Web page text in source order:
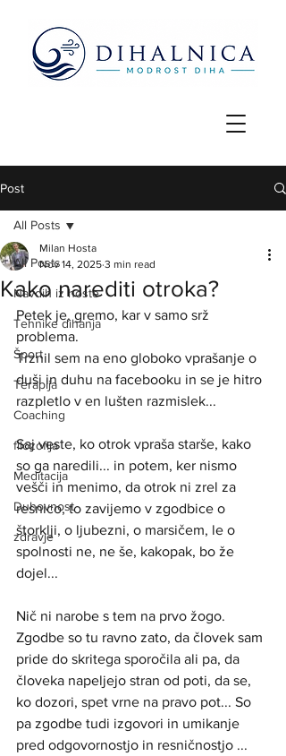
Post
All Posts
Navdih iz hoste
Tehnike dihanja
Šport
Terapija
Coaching
filozofija
Meditacija
Duhovnost
zdravje
All Posts
Kako narediti otroka?
Milan Hosta
Nov 14, 2025 3 min read
Petek je, gremo, kar v samo srž
problema.
Trznil sem na eno globoko vprašanje o
duši in duhu na facebooku in se je hitro
razpletlo v en lušten razmislek...
Saj veste, ko otrok vpraša starše, kako
so ga naredili... in potem, ker nismo
vešči in menimo, da otrok ni zrel za
resnico, to zavijemo v zgodbice o
štorklji, o ljubezni, o marsičem, le o
spolnosti ne, ne še, kakopak, bo že
dojel...
Nič ni narobe s tem na prvo žogo.
Zgodbe so tu ravno zato, da človek sam
pride do skritega sporočila ali pa, da
človeka napeljejo stran od poti, da se,
ko dozori, spet vrne na pravo pot... So
pa zgodbe tudi izgovori in umikanje
pred odgovornostjo in resničnostjo ...